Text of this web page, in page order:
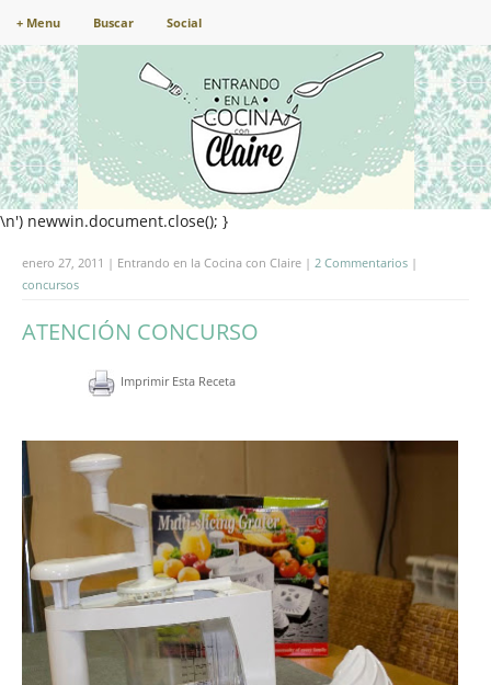
+ Menu Buscar Social
\n') newwin.document.close(); }
enero 27, 2011 | Entrando en la Cocina con Claire | 2 Commentarios |
concursos
ATENCIÓN CONCURSO
Imprimir Esta Receta